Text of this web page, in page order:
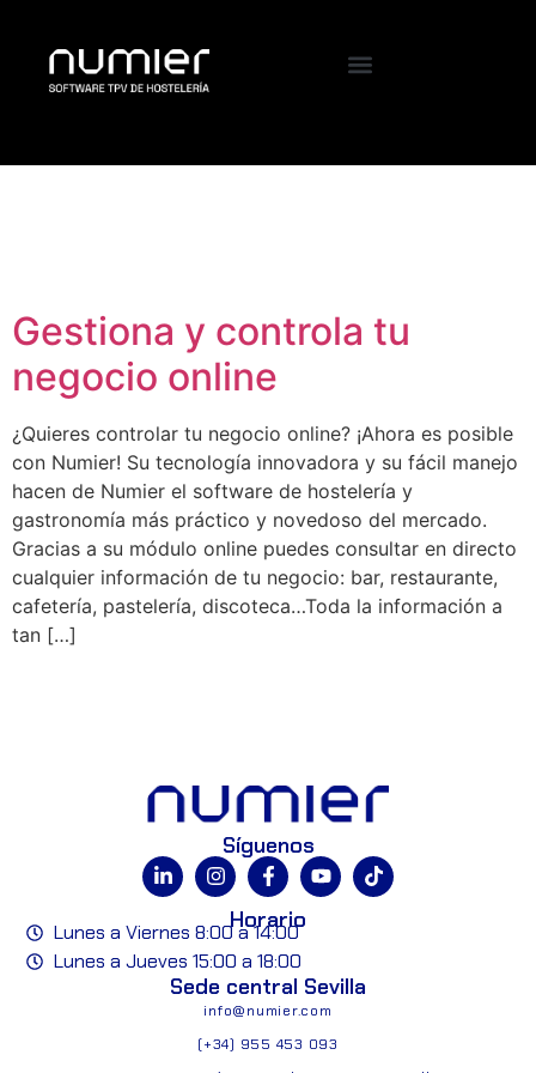
Gestiona y controla tu
negocio online
¿Quieres controlar tu negocio online? ¡Ahora es posible
con Numier! Su tecnología innovadora y su fácil manejo
hacen de Numier el software de hostelería y
gastronomía más práctico y novedoso del mercado.
Gracias a su módulo online puedes consultar en directo
cualquier información de tu negocio: bar, restaurante,
cafetería, pastelería, discoteca…Toda la información a
tan […]
Síguenos
Horario
Lunes a Viernes 8:00 a 14:00
Lunes a Jueves 15:00 a 18:00
Sede central Sevilla
info@numier.com
(+34) 955 453 093